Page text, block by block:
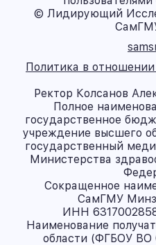
© Лидирующий
Политика в
Ректор Колсанов
Полное
государственное
учреждение высшего
государственный
Министерства
Сокращенное
СамГМУ
ИНН
Наименование
области (ФГБОУ